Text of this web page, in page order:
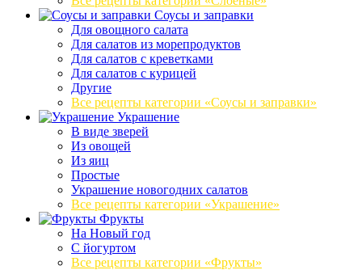
Соусы и заправки
Для овощного салата
Для салатов из морепродуктов
Для салатов с креветками
Для салатов с курицей
Другие
Все рецепты категории «Соусы и заправки»
Украшение
В виде зверей
Из овощей
Из яиц
Простые
Украшение новогодних салатов
Все рецепты категории «Украшение»
Фрукты
На Новый год
С йогуртом
Все рецепты категории «Фрукты»